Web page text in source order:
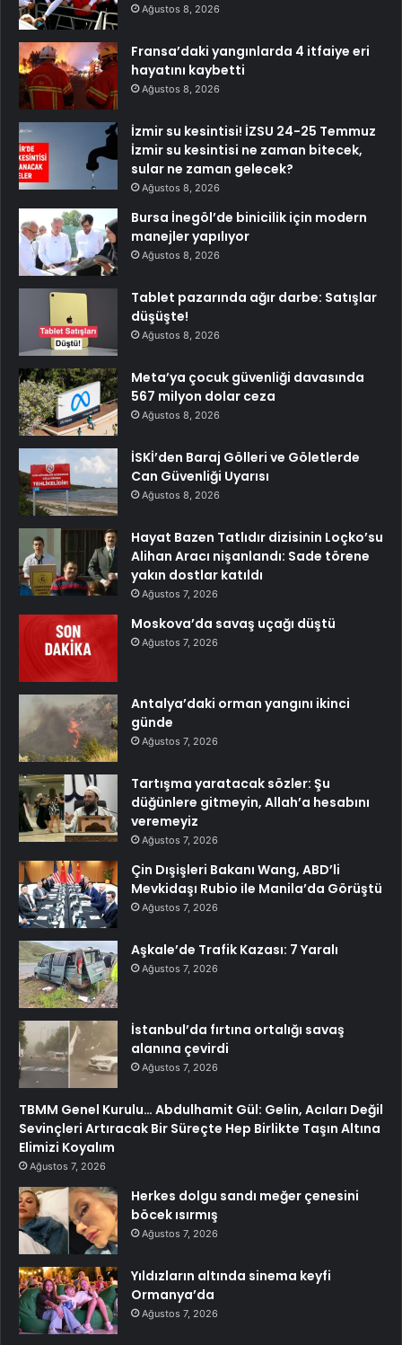
Ağustos 8, 2026
Fransa’daki yangınlarda 4 itfaiye eri
hayatını kaybetti
Ağustos 8, 2026
İzmir su kesintisi! İZSU 24-25 Temmuz
İzmir su kesintisi ne zaman bitecek,
sular ne zaman gelecek?
Ağustos 8, 2026
Bursa İnegöl’de binicilik için modern
manejler yapılıyor
Ağustos 8, 2026
Tablet pazarında ağır darbe: Satışlar
düşüşte!
Ağustos 8, 2026
Meta’ya çocuk güvenliği davasında
567 milyon dolar ceza
Ağustos 8, 2026
İSKİ’den Baraj Gölleri ve Göletlerde
Can Güvenliği Uyarısı
Ağustos 8, 2026
Hayat Bazen Tatlıdır dizisinin Loçko’su
Alihan Aracı nişanlandı: Sade törene
yakın dostlar katıldı
Ağustos 7, 2026
Moskova’da savaş uçağı düştü
Ağustos 7, 2026
Antalya’daki orman yangını ikinci
günde
Ağustos 7, 2026
Tartışma yaratacak sözler: Şu
düğünlere gitmeyin, Allah’a hesabını
veremeyiz
Ağustos 7, 2026
Çin Dışişleri Bakanı Wang, ABD’li
Mevkidaşı Rubio ile Manila’da Görüştü
Ağustos 7, 2026
Aşkale’de Trafik Kazası: 7 Yaralı
Ağustos 7, 2026
İstanbul’da fırtına ortalığı savaş
alanına çevirdi
Ağustos 7, 2026
TBMM Genel Kurulu… Abdulhamit Gül: Gelin, Acıları Değil
Sevinçleri Artıracak Bir Süreçte Hep Birlikte Taşın Altına
Elimizi Koyalım
Ağustos 7, 2026
Herkes dolgu sandı meğer çenesini
böcek ısırmış
Ağustos 7, 2026
Yıldızların altında sinema keyfi
Ormanya’da
Ağustos 7, 2026